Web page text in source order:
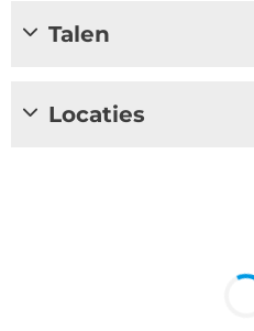
Talen
Locaties